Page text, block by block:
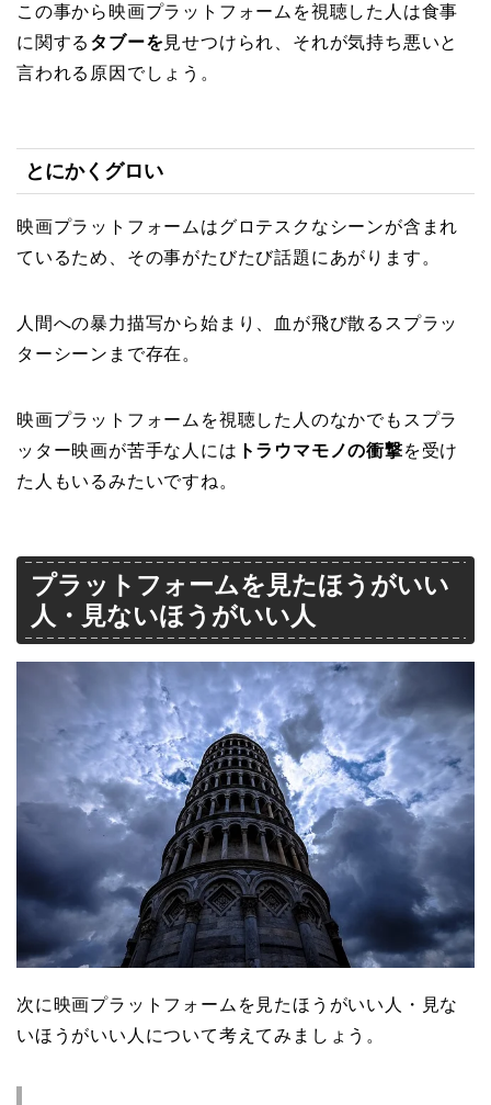
この事から映画プラットフォームを視聴した人は食事
に関する タブーを見せつけられ、それが気持ち悪いと
言われる原因でしょう。
とにかくグロい
映画プラットフォームはグロテスクなシーンが含まれ
ているため、その事がたびたび話題にあがります。
人間への暴力描写から始まり、血が飛び散るスプラッ
ターシーンまで存在。
映画プラットフォームを視聴した人のなかでもスプラ
ッター映画が苦手な人には トラウマモノの衝撃を受け
た人もいるみたいですね。
プラットフォームを見たほうがいい
人・見ないほうがいい人
次に映画プラットフォームを見たほうがいい人・見な
いほうがいい人について考えてみましょう。